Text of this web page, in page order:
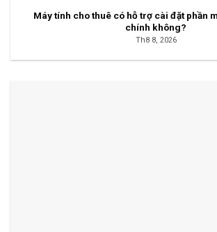
Máy tính cho thuê có hỗ trợ cài đặt phần
chính không?
Th8 8, 2026